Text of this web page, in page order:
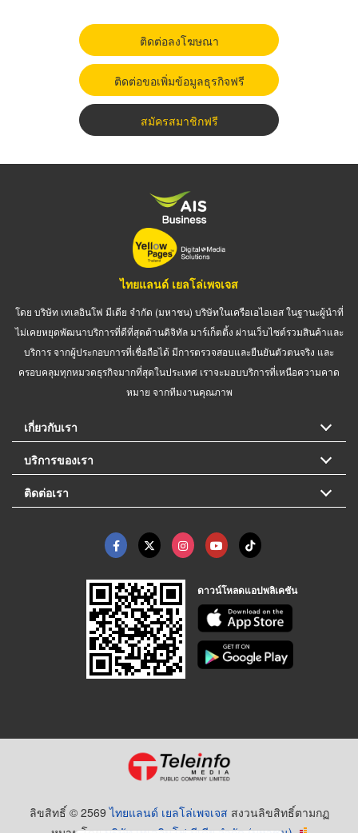
ติดต่อลงโฆษณา
ติดต่อขอเพิ่มข้อมูลธุรกิจฟรี
สมัครสมาชิกฟรี
ไทยแลนด์ เยลโล่เพจเจส
โดย บริษัท เทเลอินโฟ มีเดีย จำกัด (มหาชน) บริษัทในเครือเอไอเอส ในฐานะผู้นำที่
ไม่เคยหยุดพัฒนาบริการที่ดีที่สุดด้านดิจิทัล มาร์เก็ตติ้ง ผ่านเว็บไซต์รวมสินค้าและ
บริการ จากผู้ประกอบการที่เชื่อถือได้ มีการตรวจสอบและยืนยันตัวตนจริง และ
ครอบคลุมทุกหมวดธุรกิจมากที่สุดในประเทศ เราจะมอบบริการที่เหนือความคาด
หมาย จากทีมงานคุณภาพ
เกี่ยวกับเรา
บริการของเรา
ติดต่อเรา
ดาวน์โหลดแอปพลิเคชัน
ลิขสิทธิ์ © 2569ไทยแลนด์ เยลโล่เพจเจส สงวนลิขสิทธิ์ตามกฏ